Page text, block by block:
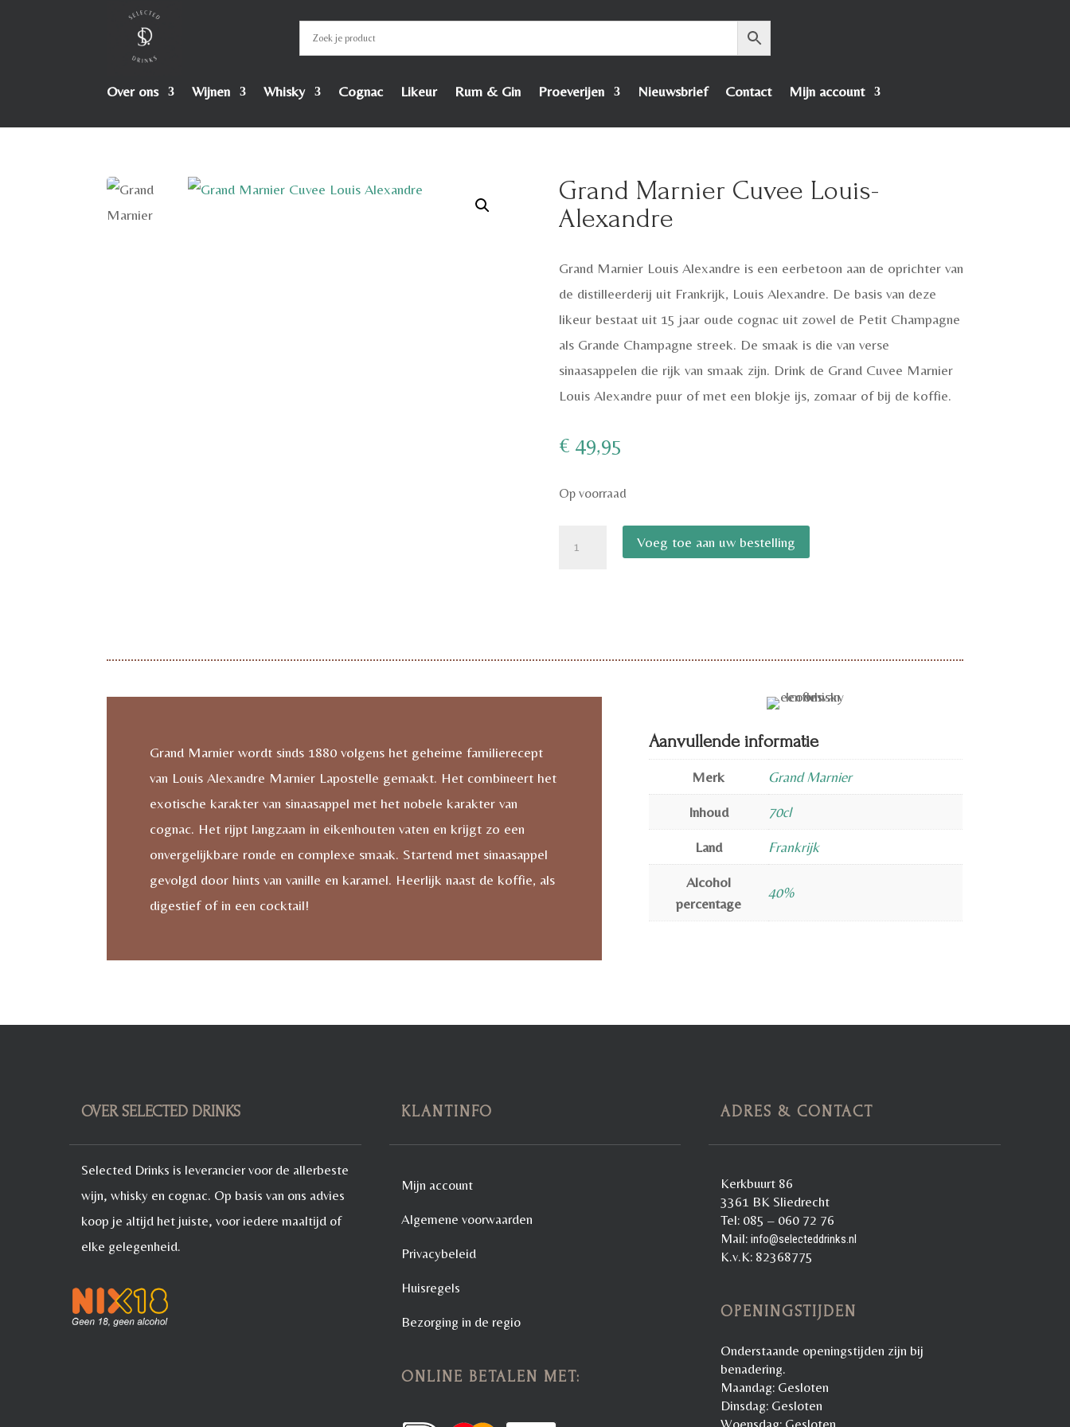
Over ons Wijnen Whisky Cognac Likeur Rum & Gin Proeverijen Nieuwsbrief Contact Mijn account
Grand Marnier Cuvee Louis-
Alexandre
Grand Marnier Louis Alexandre is een eerbetoon aan de oprichter van
de distilleerderij uit Frankrijk, Louis Alexandre. De basis van deze
likeur bestaat uit 15 jaar oude cognac uit zowel de Petit Champagne
als Grande Champagne streek. De smaak is die van verse
sinaasappelen die rijk van smaak zijn. Drink de Grand Cuvee Marnier
Louis Alexandre puur of met een blokje ijs, zomaar of bij de koffie.
€ 49,95
Op voorraad
aantal
Voeg toe aan uw bestelling
Grand Marnier wordt sinds 1880 volgens het geheime familierecept
van Louis Alexandre Marnier Lapostelle gemaakt. Het combineert het
exotische karakter van sinaasappel met het nobele karakter van
cognac. Het rijpt langzaam in eikenhouten vaten en krijgt zo een
onvergelijkbare ronde en complexe smaak. Startend met sinaasappel
gevolgd door hints van vanille en karamel. Heerlijk naast de koffie, als
digestief of in een cocktail!
Aanvullende informatie
Merk Grand Marnier
Inhoud 70cl
Land Frankrijk
Alcohol
percentage
40%
OVER SELECTED DRINKS
Selected Drinks is leverancier voor de allerbeste
wijn, whisky en cognac. Op basis van ons advies
koop je altijd het juiste, voor iedere maaltijd of
elke gelegenheid.
KLANTINFO
Mijn account
Algemene voorwaarden
Privacybeleid
Huisregels
Bezorging in de regio
ONLINE BETALEN MET:
ADRES & CONTACT
Kerkbuurt 86
3361 BK Sliedrecht
Tel: 085 – 060 72 76
Mail:info@selecteddrinks.nl
K.v.K: 82368775
OPENINGSTIJDEN
Onderstaande openingstijden zijn bij
benadering.
Maandag: Gesloten
Dinsdag: Gesloten